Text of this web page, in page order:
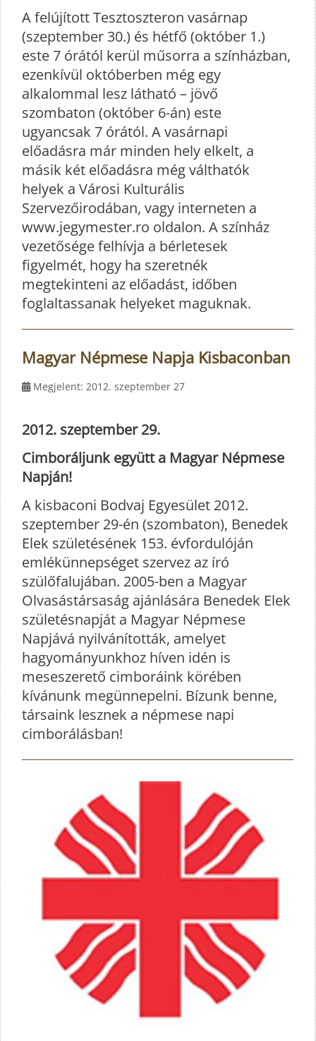
A felújított Tesztoszteron vasárnap
(szeptember 30.) és hétfő (október 1.)
este 7 órától kerül műsorra a színházban,
ezenkívül októberben még egy
alkalommal lesz látható – jövő
szombaton (október 6-án) este
ugyancsak 7 órától. A vasárnapi
előadásra már minden hely elkelt, a
másik két előadásra még válthatók
helyek a Városi Kulturális
Szervezőirodában, vagy interneten a
www.jegymester.ro oldalon. A színház
vezetősége felhívja a bérletesek
figyelmét, hogy ha szeretnék
megtekinteni az előadást, időben
foglaltassanak helyeket maguknak.
Magyar Népmese Napja Kisbaconban
Megjelent: 2012. szeptember 27
2012. szeptember 29.
Cimboráljunk együtt a Magyar Népmese
Napján!
A kisbaconi Bodvaj Egyesület 2012.
szeptember 29-én (szombaton), Benedek
Elek születésének 153. évfordulóján
emlékünnepséget szervez az író
szülőfalujában. 2005-ben a Magyar
Olvasástársaság ajánlására Benedek Elek
születésnapját a Magyar Népmese
Napjává nyilvánították, amelyet
hagyományunkhoz híven idén is
meseszerető cimboráink körében
kívánunk megünnepelni. Bízunk benne,
társaink lesznek a népmese napi
cimborálásban!